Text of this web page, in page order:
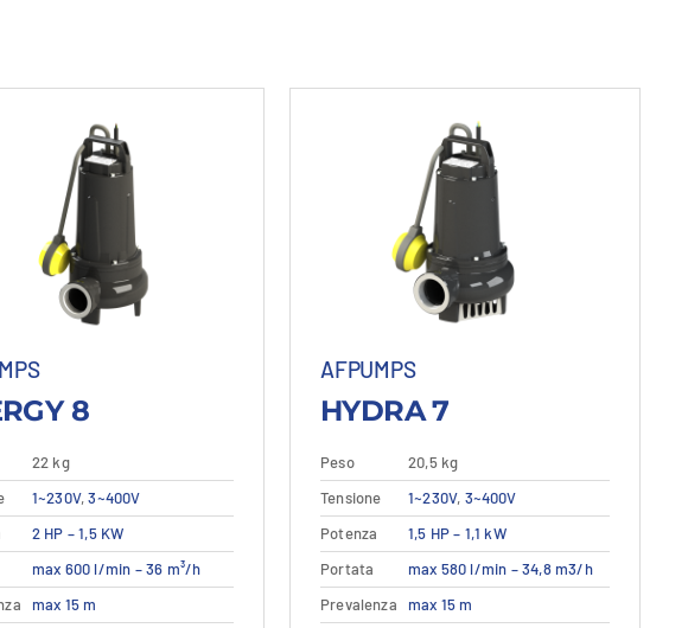
Questo
prodotto
ha
più
8
22 kg
1~230V,3~400V
2 HP – 1,5 KW
max 600 l/min – 36 m³/h
max 15 m
Dettagli
Questo
prodotto
ha
più
Vedi dettagli
AFPUMPS
HYDRA 7
Peso
20,5 kg
Tensione
1~230V, 3~400V
Potenza
1,5 HP – 1,1 kW
Portata
max 580 l/min – 34,8 m3/h
Prevalenza
max 15 m